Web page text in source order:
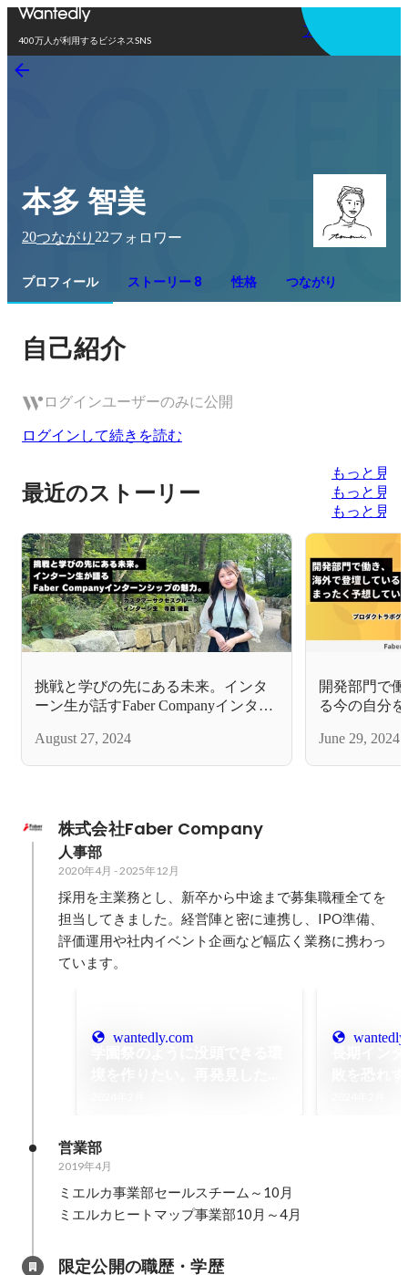
400万人が利用するビジネスSNS
アプリを使う
本多 智美
20つながり 22フォロワー
プロフィール ストーリー 8 性格 つながり
自己紹介
ログインユーザーのみに公開
ログインして続きを読む
最近のストーリー
もっと見る
もっと見る
もっと見る
挑戦と学びの先にある未来。インタ
ーン生が話すFaber Companyインター
August 27, 2024
開発部門で
る今の自分
June 29, 2024
株式会社Faber Company
人事部
2020年4月 - 2025年12月
採用を主業務とし、新卒から中途まで募集職種全てを
担当してきました。経営陣と密に連携し、IPO準備、
評価運用や社内イベント企画など幅広く業務に携わっ
ています。
wantedly.com
営業部
2019年4月
ミエルカ事業部セールスチーム～10月
ミエルカヒートマップ事業部10月～4月
限定公開の職歴・学歴